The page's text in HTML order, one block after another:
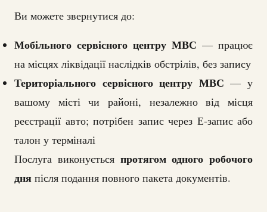
Ви можете звернутися до:
Мобільного сервісного центру МВС — працює
на місцях ліквідації наслідків обстрілів, без запису
Територіального сервісного центру МВС — у
вашому місті чи районі, незалежно від місця
реєстрації авто; потрібен запис через Е-запис або
талон у терміналі
Послуга виконується протягом одного робочого
дня після подання повного пакета документів.